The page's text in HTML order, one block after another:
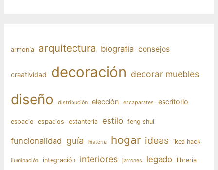
armonía arquitectura biografía consejos
creatividad decoración decorar muebles
diseño distribución elección escaparates escritorio
espacio espacios estanteria estilo feng shui
funcionalidad guía historia hogar ideas ikea hack
iluminación integración interiores jarrones legado libreria